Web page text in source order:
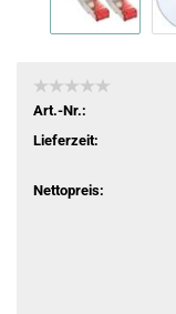
Art.-Nr.:
Lieferzeit:
Nettopreis: